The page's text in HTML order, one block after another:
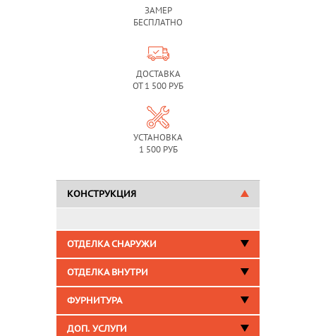
ЗАМЕР
БЕСПЛАТНО
ДОСТАВКА
ОТ 1 500 РУБ
УСТАНОВКА
1 500 РУБ
КОНСТРУКЦИЯ
ОТДЕЛКА СНАРУЖИ
ОТДЕЛКА ВНУТРИ
ФУРНИТУРА
ДОП. УСЛУГИ